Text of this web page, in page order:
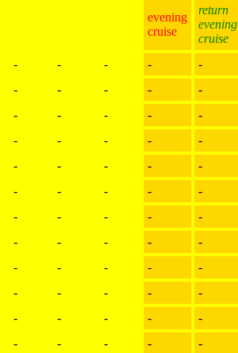
evening
cruise
return
evening
cruise
- - - - -
- - - - -
- - - - -
- - - - -
- - - - -
- - - - -
- - - - -
- - - - -
- - - - -
- - - - -
- - - - -
- - - - -